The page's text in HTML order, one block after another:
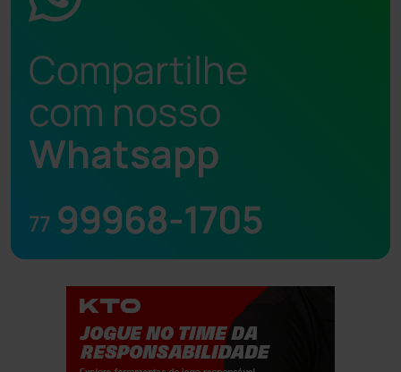
Compartilhe
com nosso
Whatsapp
77 99968-1705